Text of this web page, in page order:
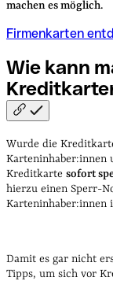
machen es möglich.
Firmenkarten
Wie kann
Wurde die
Karteninhaber:innen
Kreditkarte sofort
hierzu einen Sperr-
Karteninhaber:innen
Damit es gar nicht
Tipps, um sich vor